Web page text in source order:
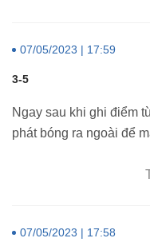
07/05/2023 | 17:59
3-5
Ngay sau khi ghi điểm
phát bóng ra ngoài để
07/05/2023 | 17:58